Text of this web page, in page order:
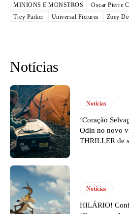
MINIONS E MONSTROS
Oscar Pierre
Trey Parker
Universal Pictures Zoey
Notícias
Notícias
‘Coração
Odin no novo
THRILLER de
Notícias
HILÁRIO!